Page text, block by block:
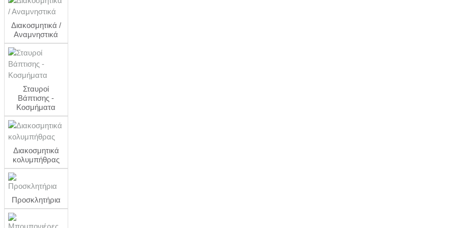
Διακοσμητικά /
Αναμνηστικά
Σταυροί
Βάπτισης -
Κοσμήματα
Διακοσμητικά
κολυμπήθρας
Προσκλητήρια